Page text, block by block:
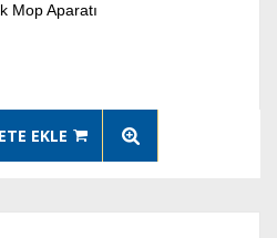
Mop Aparatı
EKLE